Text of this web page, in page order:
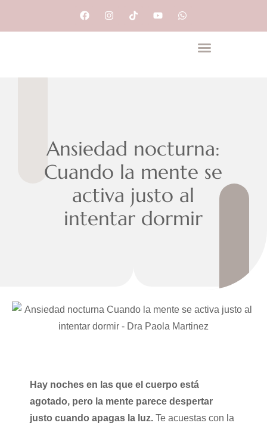
Ansiedad nocturna:
Cuando la mente se
activa justo al
intentar dormir
Hay noches en las que el cuerpo está
agotado, pero la mente parece despertar
justo cuando apagas la luz. Te acuestas con la